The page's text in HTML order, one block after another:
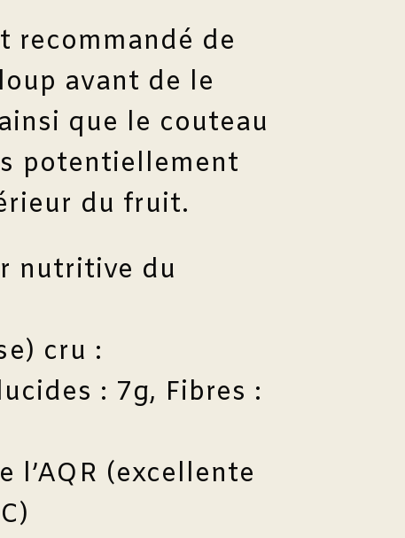
recommandé de
avant de le
que le couteau
potentiellement
du fruit.
nutritive du
cru :
: 7g, Fibres :
l’AQR (excellente